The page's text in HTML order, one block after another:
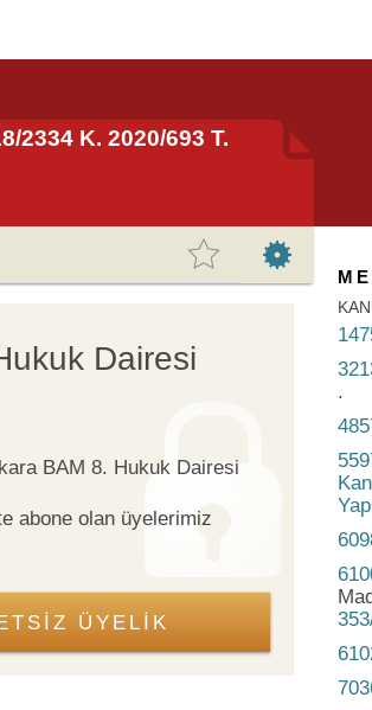
2334 K. 2020/693 T.
Dairesi
BAM 8. Hukuk Dairesi
abone olan üyelerimiz
ÜYELİK
.